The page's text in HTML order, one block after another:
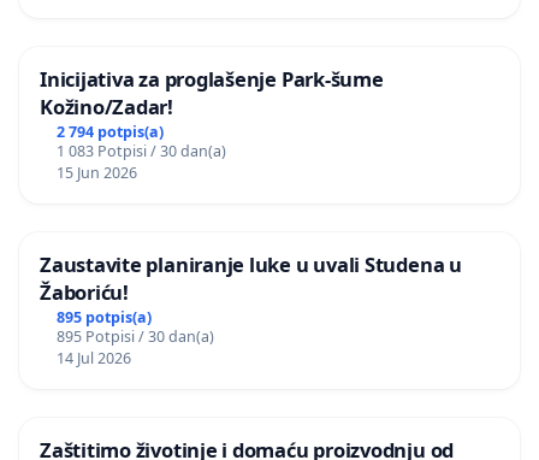
Inicijativa za proglašenje Park-šume
Kožino/Zadar!
2 794 potpis(a)
1 083 Potpisi / 30 dan(a)
15 Jun 2026
Zaustavite planiranje luke u uvali Studena u
Žaboriću!
895 potpis(a)
895 Potpisi / 30 dan(a)
14 Jul 2026
Zaštitimo životinje i domaću proizvodnju od